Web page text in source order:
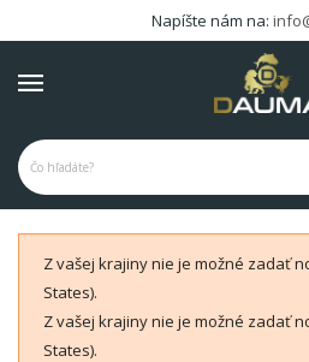
Napíšte nám na:
Z vašej krajiny nie je možné zadať
States).
Z vašej krajiny nie je možné zadať
States).